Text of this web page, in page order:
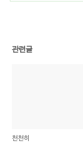
관련글
천천히